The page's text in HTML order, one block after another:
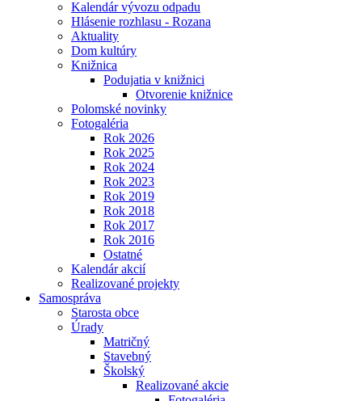
Kalendár vývozu odpadu
Hlásenie rozhlasu - Rozana
Aktuality
Dom kultúry
Knižnica
Podujatia v knižnici
Otvorenie knižnice
Polomské novinky
Fotogaléria
Rok 2026
Rok 2025
Rok 2024
Rok 2023
Rok 2019
Rok 2018
Rok 2017
Rok 2016
Ostatné
Kalendár akcií
Realizované projekty
Samospráva
Starosta obce
Úrady
Matričný
Stavebný
Školský
Realizované akcie